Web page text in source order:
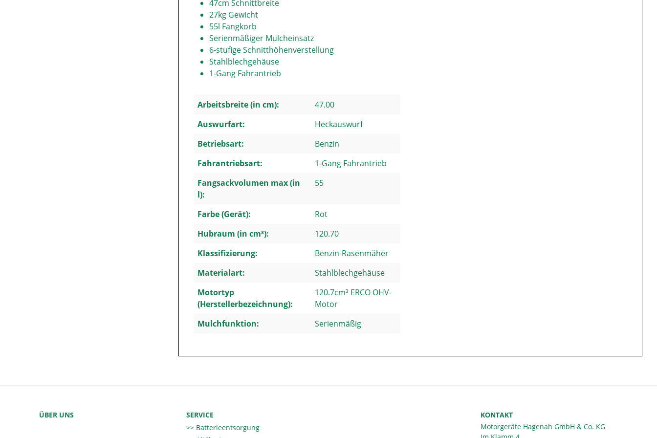
47cm Schnittbreite
27kg Gewicht
55l Fangkorb
Serienmäßiger Mulcheinsatz
6-stufige Schnitthöhenverstellung
Stahlblechgehäuse
1-Gang Fahrantrieb
Arbeitsbreite (in cm):
47.00
Auswurfart:
Heckauswurf
Betriebsart:
Benzin
Fahrantriebsart:
1-Gang Fahrantrieb
Fangsackvolumen max (in
l):
55
Farbe (Gerät):
Rot
Hubraum (in cm³):
120.70
Klassifizierung:
Benzin-Rasenmäher
Materialart:
Stahlblechgehäuse
Motortyp
(Herstellerbezeichnung):
120.7cm³ ERCO OHV-
Motor
Mulchfunktion:
Serienmäßig
ÜBER UNS
SERVICE
Batterieentsorgung
KONTAKT
Motorgeräte Hagenah GmbH & Co. KG